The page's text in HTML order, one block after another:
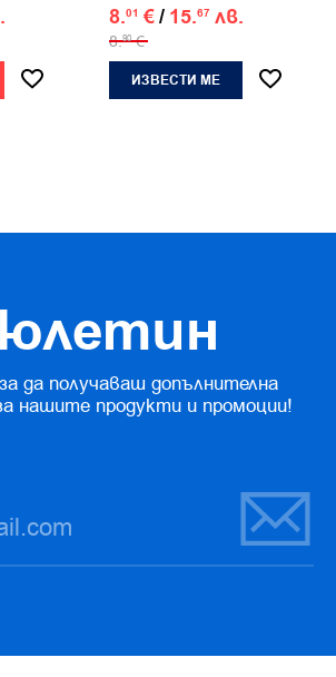
8.01 €/ 15.67 лв.
8.90 €
ИЗВЕСТИ МЕ
да получаваш допълнителна
нашите продукти и промоции!